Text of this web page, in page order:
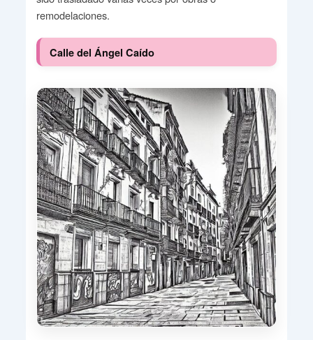
remodelaciones.
Calle del Ángel Caído